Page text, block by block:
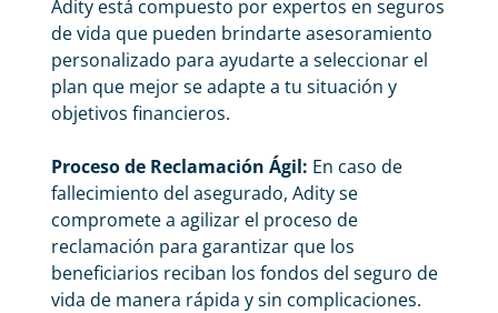
Adity está compuesto por expertos en seguros
de vida que pueden brindarte asesoramiento
personalizado para ayudarte a seleccionar el
plan que mejor se adapte a tu situación y
objetivos financieros.
Proceso de Reclamación Ágil: En caso de
fallecimiento del asegurado, Adity se
compromete a agilizar el proceso de
reclamación para garantizar que los
beneficiarios reciban los fondos del seguro de
vida de manera rápida y sin complicaciones.